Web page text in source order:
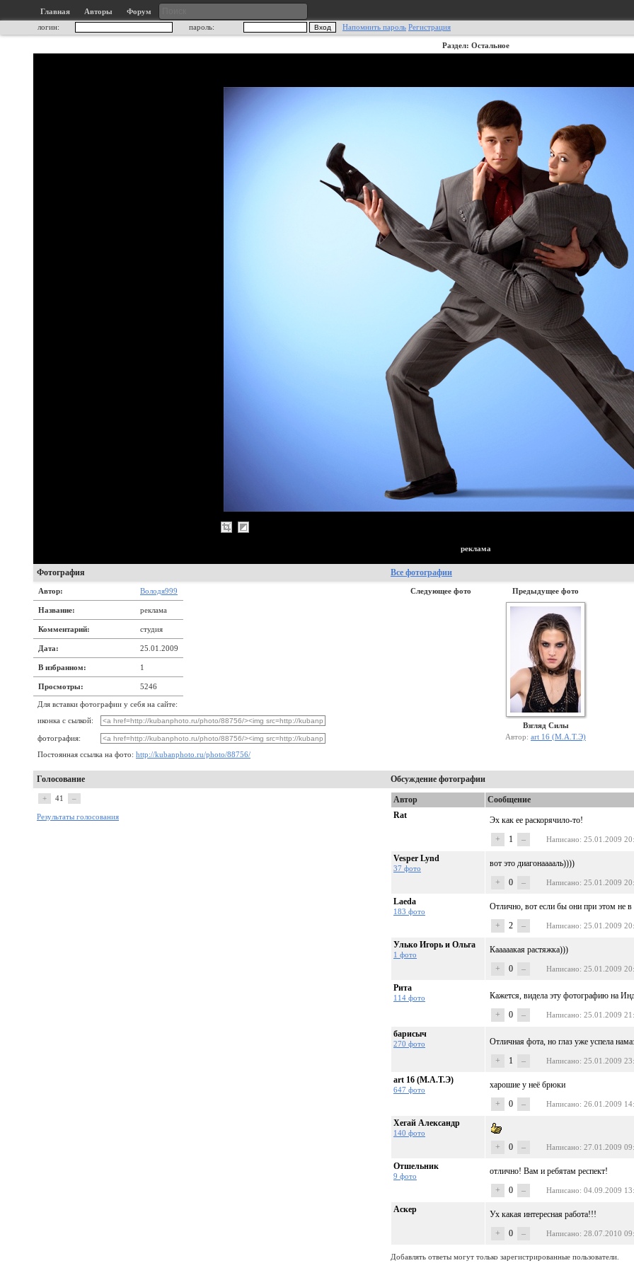
Главная Авторы
Форум
логин:
пароль: Напомнить пароль Регистрация
Раздел: Остальное
реклама
Фотография Все фотографии
Автор: Володя999
Название: реклама
Комментарий: студия
Дата: 25.01.2009
В избранном: 1
Просмотры: 5246
Для вставки фотографии у себя на сайте:
иконка с сылкой:
фотография:
Постоянная ссылка на фото: http://kubanphoto.ru/photo/88756/
Следующее фото Предыдущее фото
Взгляд Силы
Автор: art 16 (М.А.Т.Э)
Голосование Обсуждение фотографии
+ 41 –
Результаты голосования
Автор
Сообщение
Rat
Эх как ее раскорячило-то!
+
1 – Написано: 25.01.2009
Vesper Lynd
37 фото
вот это диагонааааль))))
+
0 – Написано: 25.01.2009
Laeda
183 фото
Отлично, вот если бы они при этом не в
+
2 – Написано: 25.01.2009
Улько Игорь и Ольга
1 фото
Кааааакая растяжка)))
+
0 – Написано: 25.01.2009
Рита
114 фото
Кажется, видела эту фотографию на
+
0 – Написано: 25.01.2009
барисыч
270 фото Отличная фота, но глаз уже успела
+
1 – Написано: 25.01.2009
art 16 (М.А.Т.Э)
647 фото
харошие у неё брюки
+
0 – Написано: 26.01.2009
Хегай Александр
140 фото
+ 0 – Написано: 27.01.2009
Отшельник
9 фото
отлично! Вам и ребятам респект!
+
0 – Написано: 04.09.2009
Аскер
Ух какая интересная работа!!!
+
0 – Написано: 28.07.2010
Добавлять ответы могут только зарегистрированные пользователи.